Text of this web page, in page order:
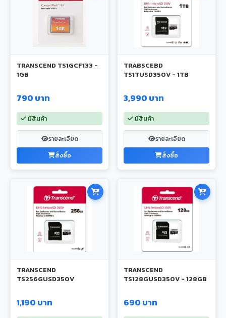
TRANSCEND TS1GCF133 -
1GB
790 บาท
มีสินค้า
รายละเอียด
สั่งซื้อ
TRABSCEBD
TS1TUSD350V - 1TB
3,990 บาท
มีสินค้า
รายละเอียด
สั่งซื้อ
TRANSCEND
TS256GUSD350V
1,190 บาท
TRANSCEND
TS128GUSD350V - 128GB
690 บาท